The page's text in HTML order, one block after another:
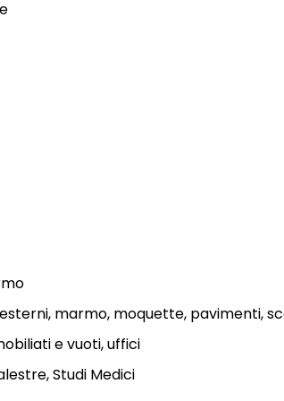
marmo, moquette, pavimenti,
e vuoti, uffici
Studi Medici